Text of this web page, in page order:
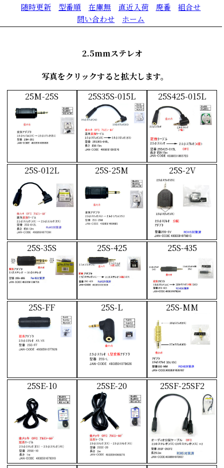
2.5mmステレオ
写真をクリックすると拡大します。
25M-25S
25S35S-015L 25S425-015L
25S-012L 25S-25M 25S-2V
25S-35S 25S-425 25S-435
25S-FF 25S-L 25S-MM
25SE-10 25SE-20 25SF-25SF2
随時更新 型番順 在庫無 直近入荷 廃番
組合せ
問い合わせ
ホーム